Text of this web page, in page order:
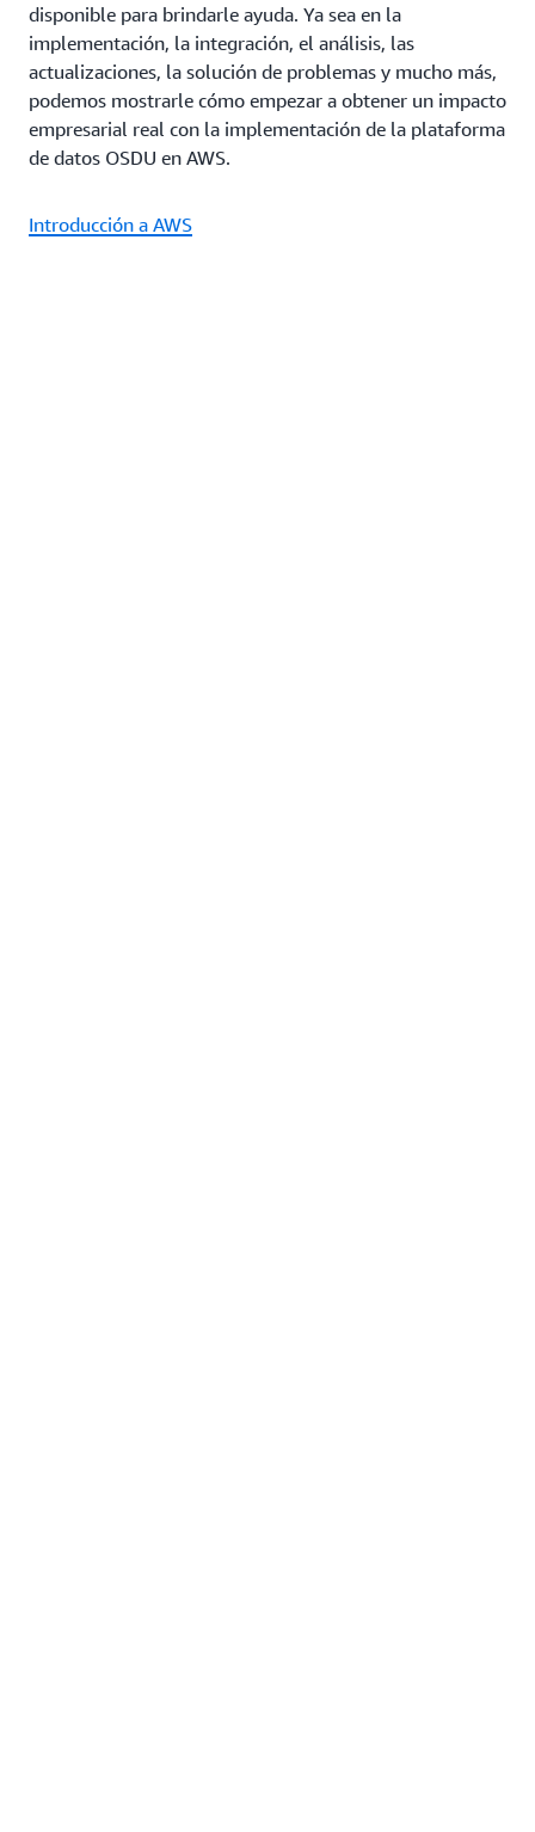
disponible para brindarle ayuda. Ya sea en la
implementación, la integración, el análisis, las
actualizaciones, la solución de problemas y mucho más,
podemos mostrarle cómo empezar a obtener un impacto
empresarial real con la implementación de la plataforma
de datos OSDU en AWS.
Introducción a AWS